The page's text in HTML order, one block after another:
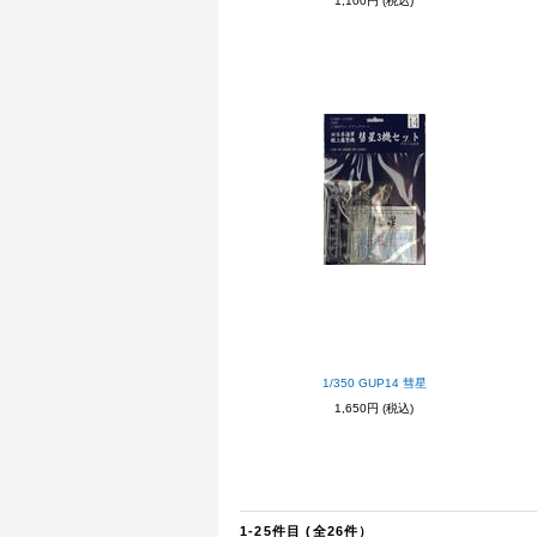
1/350 GUP14 彗星
1,650円 (税込)
1-25件目 (全26件）